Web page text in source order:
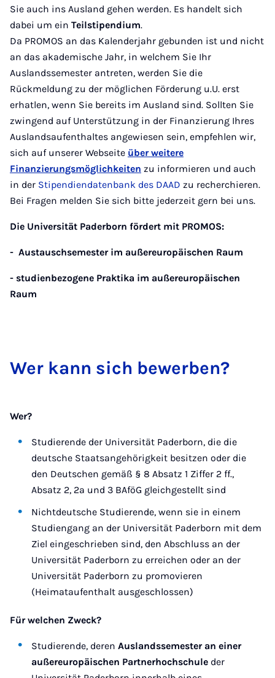
Sie auch ins Ausland gehen werden. Es handelt sich
dabei um ein Teilstipendium.
Da PROMOS an das Kalenderjahr gebunden ist und nicht
an das akademische Jahr, in welchem Sie Ihr
Auslandssemester antreten, werden Sie die
Rückmeldung zu der möglichen Förderung u.U. erst
erhatlen, wenn Sie bereits im Ausland sind. Sollten Sie
zwingend auf Unterstützung in der Finanzierung Ihres
Auslandsaufenthaltes angewiesen sein, empfehlen wir,
sich auf unserer Webseite über weitere
Finanzierungsmöglichkeiten zu informieren und auch
in der Stipendiendatenbank des DAAD zu recherchieren.
Bei Fragen melden Sie sich bitte jederzeit gern bei uns.
Die Universität Paderborn fördert mit PROMOS:
- Austauschsemester im außereuropäischen Raum
- studienbezogene Praktika im außereuropäischen
Raum
Wer kann sich be­wer­ben?
Wer?
Studierende der Universität Paderborn, die die
deutsche Staatsangehörigkeit besitzen oder die
den Deutschen gemäß § 8 Absatz 1 Ziffer 2 ff.,
Absatz 2, 2a und 3 BAföG gleichgestellt sind
Nichtdeutsche Studierende, wenn sie in einem
Studiengang an der Universität Paderborn mit dem
Ziel eingeschrieben sind, den Abschluss an der
Universität Paderborn zu erreichen oder an der
Universität Paderborn zu promovieren
(Heimataufenthalt ausgeschlossen)
Für welchen Zweck?
Studierende, derenAuslandssemester an einer
außereuropäischen Partnerhochschule der